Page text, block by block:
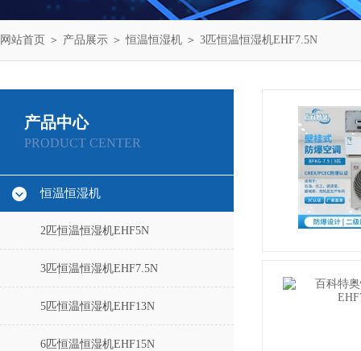
网站首页 ＞ 产品展示 ＞恒温恒湿机 ＞ 3匹恒温恒湿机EHF7.5N
产品中心
PRODUCT CENTER
恒温恒湿机
2匹恒温恒湿机EHF5N
3匹恒温恒湿机EHF7.5N
5匹恒温恒湿机EHF13N
6匹恒温恒湿机EHF15N